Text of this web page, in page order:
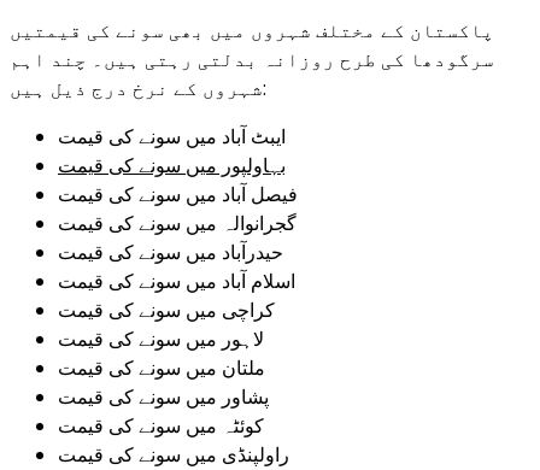
پاکستان کے مختلف شہروں میں بھی سونے کی قیمتیں
سرگودھا کی طرح روزانہ بدلتی رہتی ہیں۔ چند اہم
شہروں کے نرخ درج ذیل ہیں:
ایبٹ آباد میں سونے کی قیمت
بہاولپور میں سونے کی قیمت
فیصل آباد میں سونے کی قیمت
گجرانوالہ میں سونے کی قیمت
حیدرآباد میں سونے کی قیمت
اسلام آباد میں سونے کی قیمت
کراچی میں سونے کی قیمت
لاہور میں سونے کی قیمت
ملتان میں سونے کی قیمت
پشاور میں سونے کی قیمت
کوئٹہ میں سونے کی قیمت
راولپنڈی میں سونے کی قیمت